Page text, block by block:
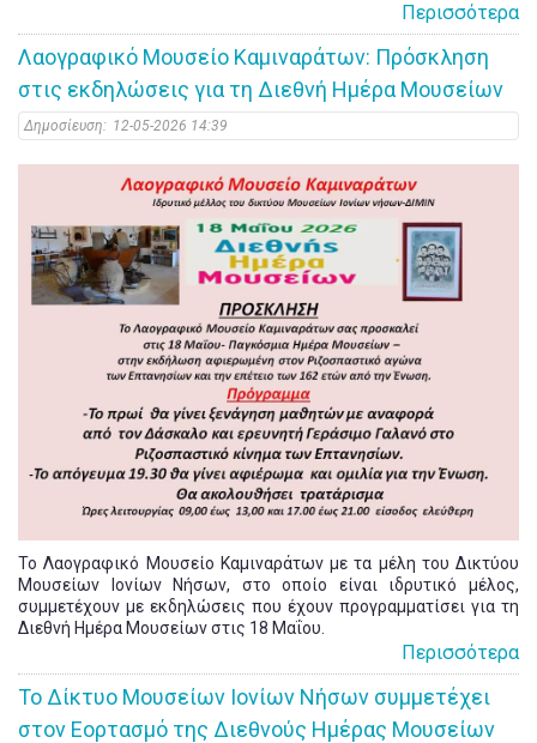
Περισσότερα
Λαογραφικό Μουσείο Καμιναράτων: Πρόσκληση
στις εκδηλώσεις για τη Διεθνή Ημέρα Μουσείων
Δημοσίευση: 12-05-2026 14:39
Το Λαογραφικό Μουσείο Καμιναράτων με τα μέλη του Δικτύου
Μουσείων Ιονίων Νήσων, στο οποίο είναι ιδρυτικό μέλος,
συμμετέχουν με εκδηλώσεις που έχουν προγραμματίσει για τη
Διεθνή Ημέρα Μουσείων στις 18 Μαΐου.
Περισσότερα
Το Δίκτυο Μουσείων Ιονίων Νήσων συμμετέχει
στον Εορτασμό της Διεθνούς Ημέρας Μουσείων